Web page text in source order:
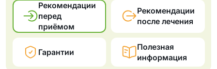
Рекомендации
перед
приёмом
Рекомендации
после лечения
Гарантии
Полезная
информация